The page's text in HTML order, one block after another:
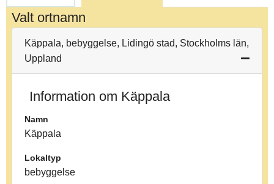
Valt ortnamn
Käppala, bebyggelse, Lidingö stad, Stockholms län,
Uppland
Information om Käppala
Namn
Käppala
Lokaltyp
bebyggelse